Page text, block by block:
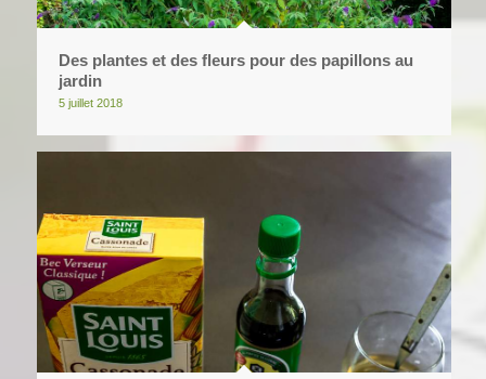
Des plantes et des fleurs pour des papillons au
jardin
5 juillet 2018